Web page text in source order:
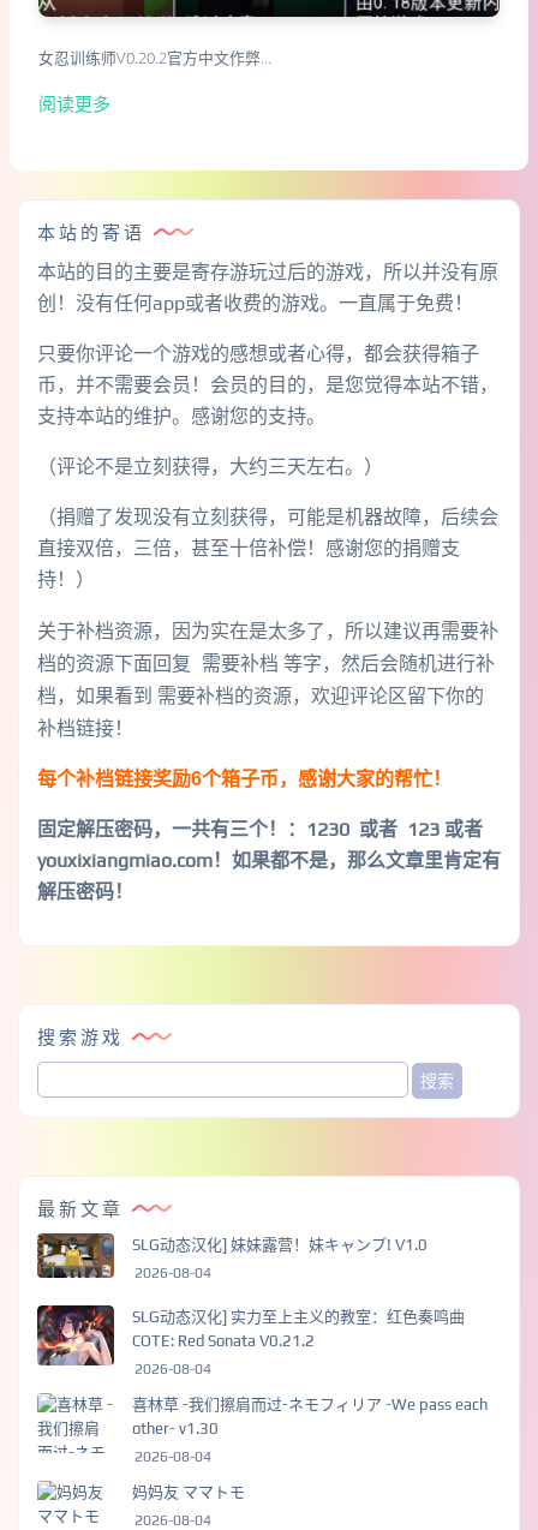
女忍训练师V0.20.2官方中文作弊…
阅读更多
本站的寄语
本站的目的主要是寄存游玩过后的游戏，所以并没有原
创！没有任何app或者收费的游戏。一直属于免费！
只要你评论一个游戏的感想或者心得，都会获得箱子
币，并不需要会员！会员的目的，是您觉得本站不错，
支持本站的维护。感谢您的支持。
（评论不是立刻获得，大约三天左右。）
（捐赠了发现没有立刻获得，可能是机器故障，后续会
直接双倍，三倍，甚至十倍补偿！感谢您的捐赠支
持！）
关于补档资源，因为实在是太多了，所以建议再需要补
档的资源下面回复 需要补档 等字，然后会随机进行补
档，如果看到 需要补档的资源，欢迎评论区留下你的
补档链接！
每个补档链接奖励6个箱子币，感谢大家的帮忙！
固定解压密码，一共有三个！
：1230 或者 123 或者
youxixiangmiao.com！如果都不是，那么文章里肯定有
解压密码！
搜索游戏
最新文章
SLG动态汉化] 妹妹露营！妹キャンプ! V1.0
2026-08-04
SLG动态汉化] 实力至上主义的教室：红色奏鸣曲
COTE: Red Sonata V0.21.2
2026-08-04
喜林草 -我们擦肩而过-ネモフィリア -We pass each
other- v1.30
2026-08-04
妈妈友 ママトモ
2026-08-04